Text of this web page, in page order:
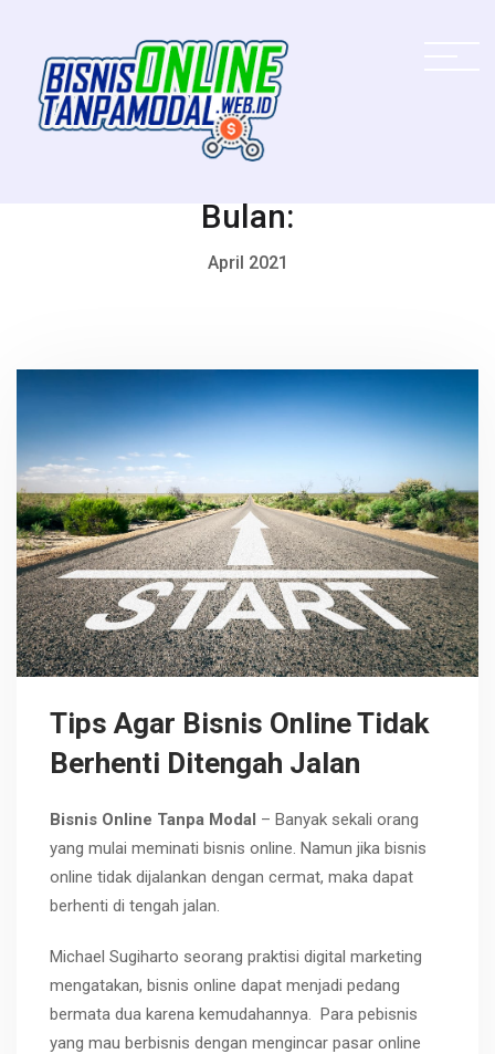
Bulan:
April 2021
Tips Agar Bisnis Online Tidak
Berhenti Ditengah Jalan
Bisnis Online Tanpa Modal – Banyak sekali orang
yang mulai meminati bisnis online. Namun jika bisnis
online tidak dijalankan dengan cermat, maka dapat
berhenti di tengah jalan.
Michael Sugiharto seorang praktisi digital marketing
mengatakan, bisnis online dapat menjadi pedang
bermata dua karena kemudahannya. Para pebisnis
yang mau berbisnis dengan mengincar pasar online